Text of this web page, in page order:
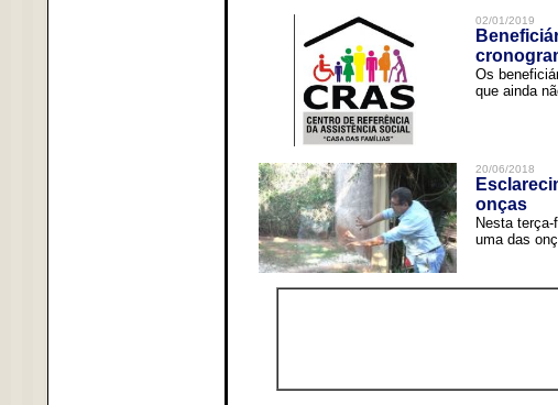
02/01/2019
Os
que ainda
20/06/2018
onças
Nesta
uma das